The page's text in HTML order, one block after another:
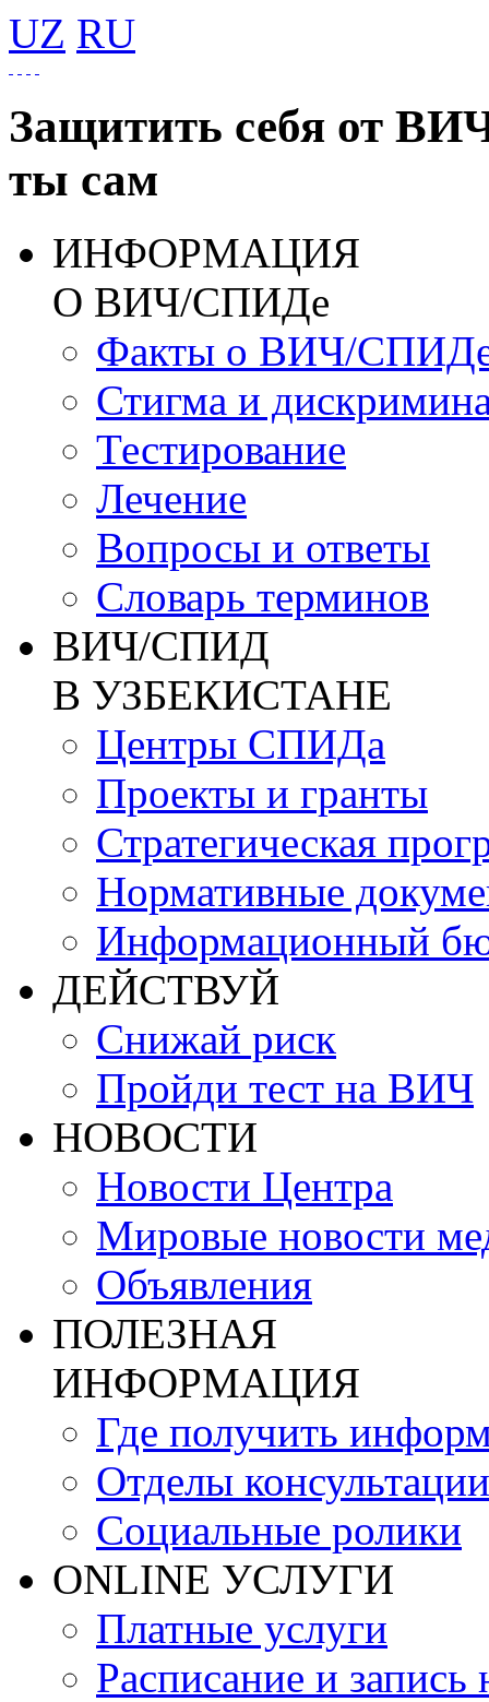
UZ RU
Защитить себя от
ты сам
ИНФОРМАЦИЯ
О ВИЧ/СПИДе
Факты о ВИЧ/
Стигма и
Тестирование
Лечение
Вопросы и ответы
Словарь терминов
ВИЧ/СПИД
В УЗБЕКИСТАНЕ
Центры СПИДа
Проекты и гранты
Стратегическая
Нормативные
Информационный
ДЕЙСТВУЙ
Снижай риск
Пройди тест на ВИЧ
НОВОСТИ
Новости Центра
Мировые новости
Объявления
ПОЛЕЗНАЯ
ИНФОРМАЦИЯ
Где получить
Отделы консультации
Социальные ролики
ONLINE УСЛУГИ
Платные услуги
Расписание и запись